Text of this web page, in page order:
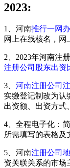
2023:
1、河南推行一网
网上在线核名，网
2、2023年河南注
注册公司股东出资
3、 河南注册公司
实缴登记制改为认
出资额、出资方式
4、全程电子化：
所需填写的表格及
5、河南注册公司
资关联关系的市场